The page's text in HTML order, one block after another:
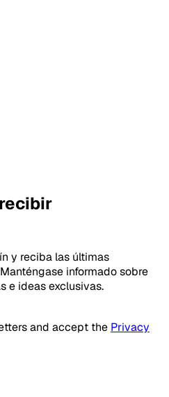
y reciba las últimas
informado sobre
e ideas exclusivas.
and accept the Privacy